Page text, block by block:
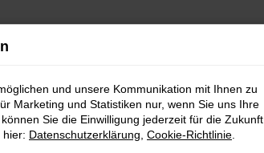
und unsere Kommunikation mit Ihnen zu
Marketing und Statistiken nur, wenn Sie uns Ihre
Sie die Einwilligung jederzeit für die Zukunft
hier: Datenschutzerklärung Cookie-Richtlinie